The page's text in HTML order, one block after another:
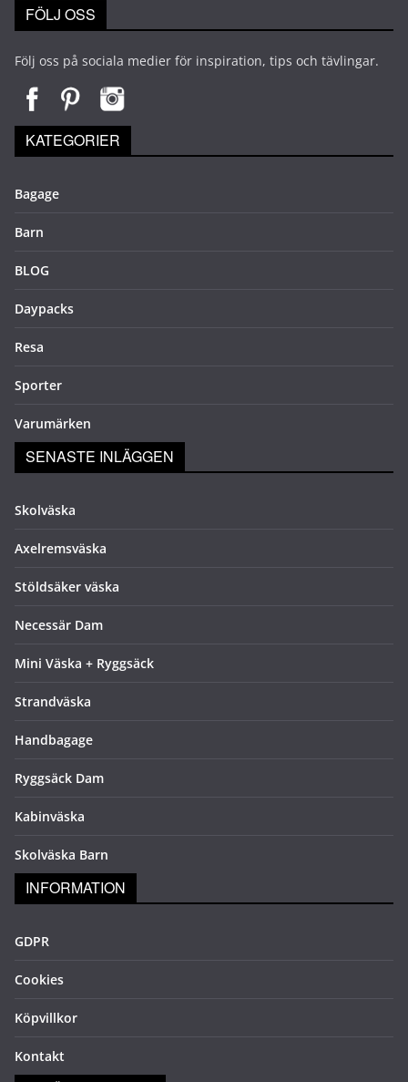
FÖLJ OSS
Följ oss på sociala medier för inspiration, tips och tävlingar.
KATEGORIER
Bagage
Barn
BLOG
Daypacks
Resa
Sporter
Varumärken
SENASTE INLÄGGEN
Skolväska
Axelremsväska
Stöldsäker väska
Necessär Dam
Mini Väska + Ryggsäck
Strandväska
Handbagage
Ryggsäck Dam
Kabinväska
Skolväska Barn
INFORMATION
GDPR
Cookies
Köpvillkor
Kontakt